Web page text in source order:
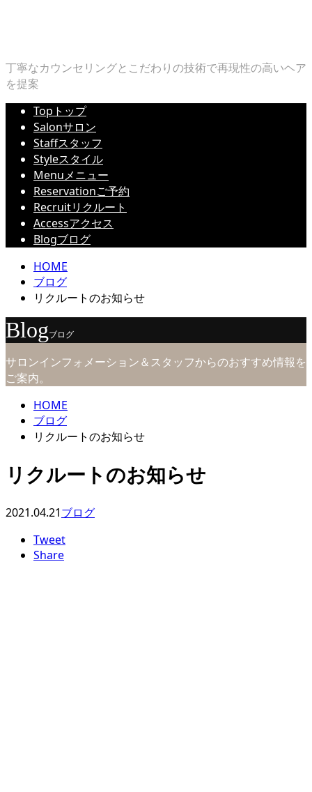
丁寧なカウンセリングとこだわりの技術で再現性の高いヘア
を提案
Top トップ
Salonサロン
Staffスタッフ
Styleスタイル
Menuメニュー
Reservationご予約
Recruitリクルート
Accessアクセス
Blogブログ
HOME
ブログ
リクルートのお知らせ
Blogブログ
サロンインフォメーション＆スタッフからのおすすめ情報を
ご案内。
HOME
ブログ
リクルートのお知らせ
リクルートのお知らせ
2021.04.21ブログ
Tweet
Share